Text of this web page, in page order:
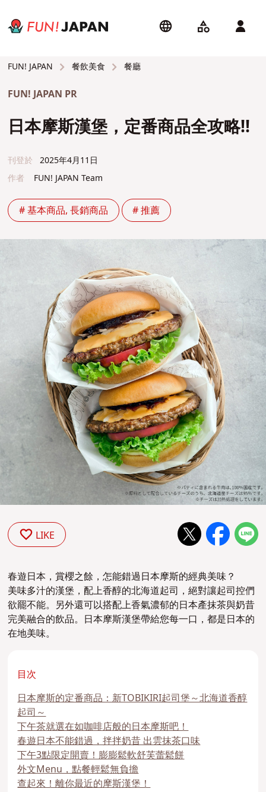
FUN! JAPAN 餐飲美食 餐廳
FUN! JAPAN PR
日本摩斯漢堡，定番商品全攻略!!
刊登於
2025年4月11日
作者
FUN! JAPAN Team
# 基本商品, 長銷商品 # 推薦
LIKE
春遊日本，賞櫻之餘，怎能錯過日本摩斯的經典美味？
美味多汁的漢堡，配上香醇的北海道起司，絕對讓起司控們
欲罷不能。另外還可以搭配上香氣濃郁的日本產抹茶與奶昔
完美融合的飲品。日本摩斯漢堡帶給您每一口，都是日本的
在地美味。
目次
日本摩斯的定番商品：新TOBIKIRI起司堡～北海道香醇
起司～
下午茶就選在如咖啡店般的日本摩斯吧！
春遊日本不能錯過，拌拌奶昔 出雲抹茶口味
下午3點限定開賣！膨膨鬆軟舒芙蕾鬆餅
外文Menu，點餐輕鬆無負擔
查起來！離你最近的摩斯漢堡！